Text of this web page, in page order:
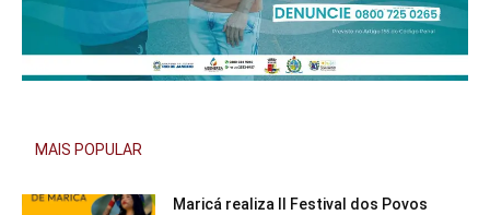
MAIS POPULAR
Maricá realiza II Festival dos Povos